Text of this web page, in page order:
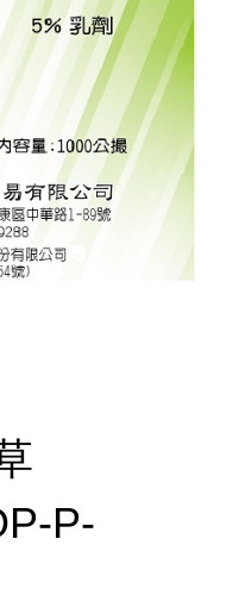
P-